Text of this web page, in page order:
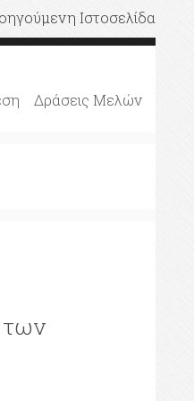
Ιστοσελίδα
Δράσεις Μελών
των